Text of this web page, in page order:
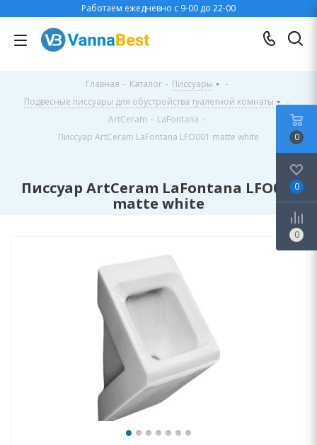
Работаем ежедневно с 9-00 до 22-00
Главная - Каталог - Писсуары
-
Подвесные писсуары для обустройства туалетной комнаты
-
ArtCeram - LaFontana -
Писсуар ArtCeram LaFontana LFO001 matte white
Писсуар ArtCeram LaFontana LFO001
matte white
0
0
0